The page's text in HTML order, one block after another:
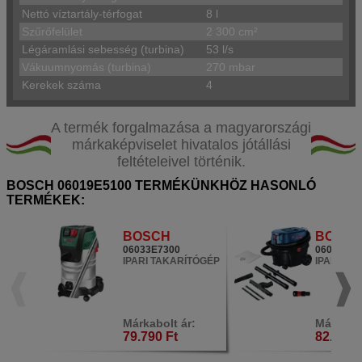
Nettó víztartály-térfogat
8 l
Szűrőfelület
2 300 cm²
Légáramlási sebesség (turbina)
53 l/s
Vákuumnyomás (turbina)
270 mbar
Kerekek száma
4
A termék forgalmazása a magyarországi
márkaképviselet hivatalos jótállási
feltételeivel történik.
BOSCH 06019E5100 TERMÉKÜNKHÖZ HASONLÓ
TERMÉKEK:
BOSCH
06033E7300
IPARI TAKARÍTÓGÉP
Márkabolt ár:
79.790 Ft
BOSCH
IPARI
82.900